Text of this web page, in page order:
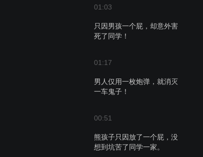
01:03
只因男孩一个屁，却意外害
死了同学！
01:17
男人仅用一枚炮弹，就消灭
一车鬼子！
00:51
熊孩子只因放了一个屁，没
想到坑苦了同学一家。